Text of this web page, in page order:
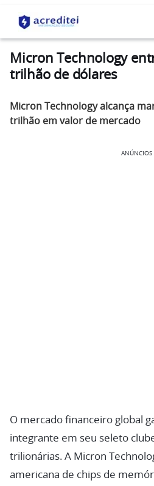
Micron Technology
trilhão de dólares
Micron Technology alcança
trilhão em valor de mercado
ANÚNCIOS
O mercado financeiro global
integrante em seu seleto
trilionárias. A Micron
americana de chips de